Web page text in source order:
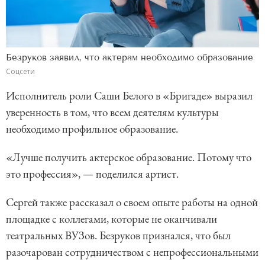
Безруков заявил, что актерам необходимо образование
Соцсети
Исполнитель роли Саши Белого в «Бригаде» выразил
уверенность в том, что всем деятелям культуры
необходимо профильное образование.
«Лучше получить актерское образование. Потому что
это профессия», — поделился артист.
Сергей также рассказал о своем опыте работы на одной
площадке с коллегами, которые не оканчивали
театральных ВУЗов. Безруков признался, что был
разочарован сотрудничеством с непрофессиональными